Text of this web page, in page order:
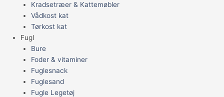
Kradsetræer & Kattemøbler
Vådkost kat
Tørkost kat
Fugl
Bure
Foder & vitaminer
Fuglesnack
Fuglesand
Fugle Legetøj